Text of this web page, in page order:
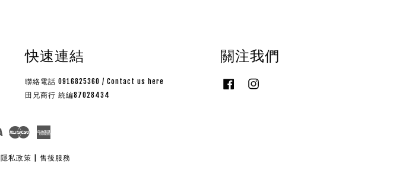
快速連結
聯絡電話 0916825360 / Contact us here
田兄商行 統編87028434
關注我們
Facebook
Visa Master
隱私政策 售後服務